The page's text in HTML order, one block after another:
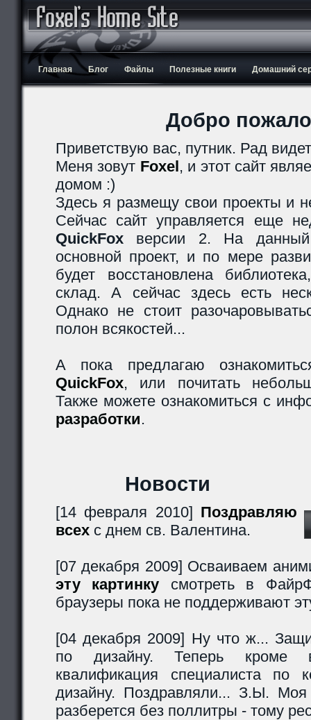
Главная Блог Файлы Полезные книги Домашний
Добро
Приветствую вас, путник. Рад
Меня зовут Foxel, и этот сайт
домом :)
Здесь я размещу свои проекты и
Сейчас сайт управляется еще
QuickFox версии 2. На
основной проект, и по мере
будет восстановлена
склад. А сейчас здесь есть
Однако не стоит
полон всякостей...
А пока предлагаю
QuickFox, или почитать
Также можете ознакомиться с
разработки.
Новости
[14 февраля 2010] Поздравляю
всех с днем св. Валентина.
[07 декабря 2009] Осваиваем
эту картинку смотреть в
браузеры пока не поддерживают
[04 декабря 2009] Ну что ж...
по дизайну. Теперь кроме
квалификация специалиста по
дизайну. Поздравляли... З.Ы.
разберется без поллитры - тому